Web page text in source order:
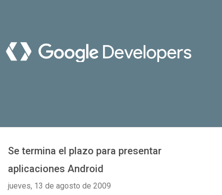
Se termina el plazo para presentar
aplicaciones Android
jueves, 13 de agosto de 2009